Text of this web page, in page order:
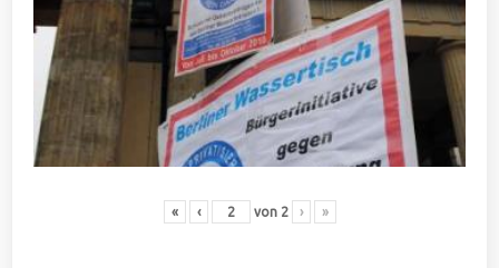
« ‹ von 2 › »